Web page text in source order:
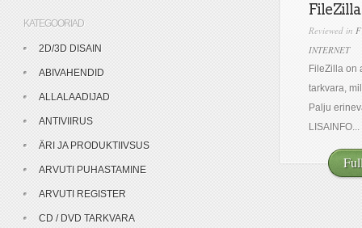
FileZilla
Reviewed in
INTERNET
FileZilla on
tarkvara,
Palju
LISAINFO...
KATEGOORIAD
2D/3D DISAIN
ABIVAHENDID
ALLALAADIJAD
ANTIVIIRUS
ÄRI JA PRODUKTIIVSUS
ARVUTI PUHASTAMINE
ARVUTI REGISTER
CD / DVD TARKVARA